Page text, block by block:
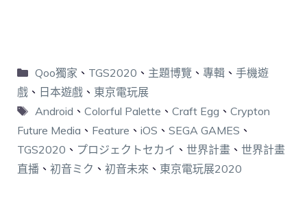
Qoo獨家 、 TGS2020 、 主題博覽 、 專輯、 手機遊
戲 、 日本遊戲 、 東京電玩展
Android 、 Colorful Palette 、 Craft Egg 、 Crypton
Future Media 、 Feature 、 iOS 、 SEGA GAMES 、
TGS2020 、 プロジェクトセカイ 、 世界計畫 、 世界計畫
直播 、 初音ミク 、 初音未來 、 東京電玩展2020